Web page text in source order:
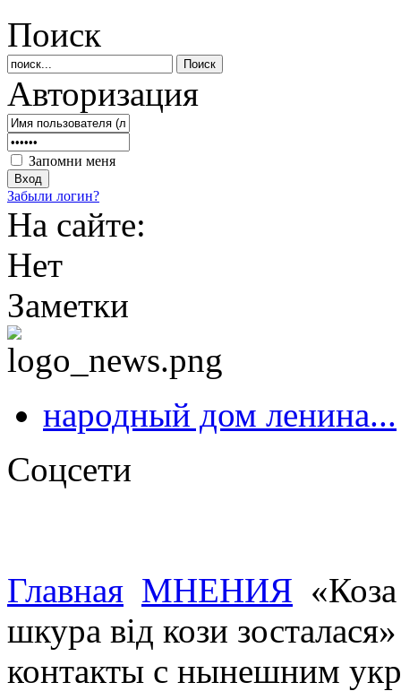
Поиск
Авторизация
Запомни меня
Забыли логин?
На сайте:
Нет
Заметки
народный дом ленина...
Соцсети
Главная МНЕНИЯ
шкура вiд кози
контакты с нынешним